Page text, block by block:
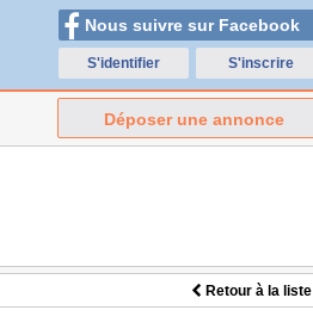
Nous suivre sur Facebook
S'identifier S'inscrire
Déposer une annonce
Retour à la liste